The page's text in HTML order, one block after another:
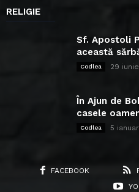
RELIGIE
Sf. Apostoli
această
Codlea 29
În Ajun de
casele
Codlea 5
FACEBOOK